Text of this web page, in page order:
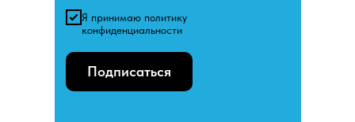
Я принимаю политику
конфиденциальности
Подписаться